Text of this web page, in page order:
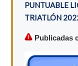
PUNTUABLE
TRIATLÓN
Publicadas